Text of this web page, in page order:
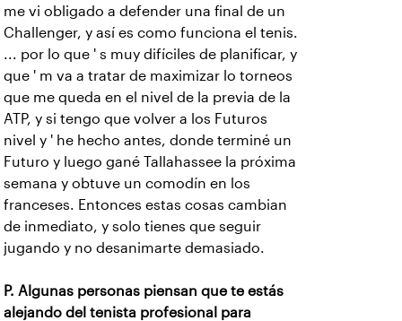
me vi obligado a defender una final de un
Challenger, y así es como funciona el tenis.
... por lo que ' s muy difíciles de planificar, y
que ' m va a tratar de maximizar lo torneos
que me queda en el nivel de la previa de la
ATP, y si tengo que volver a los Futuros
nivel y ' he hecho antes, donde terminé un
Futuro y luego gané Tallahassee la próxima
semana y obtuve un comodín en los
franceses. Entonces estas cosas cambian
de inmediato, y solo tienes que seguir
jugando y no desanimarte demasiado.
P. Algunas personas piensan que te estás
alejando del tenista profesional para